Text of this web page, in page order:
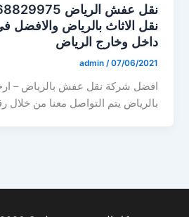
نقل الاثاث بالرياض
داخل وخارج الرياض
admin /07/06/2021
افضل شركة نقل عفش بالرياض –
بالرياض يتم التواصل معنا من